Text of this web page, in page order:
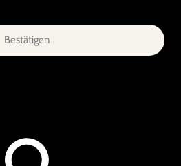
Bestätigen